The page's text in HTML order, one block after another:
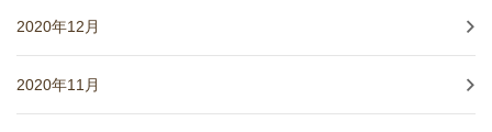
2020年12月
2020年11月